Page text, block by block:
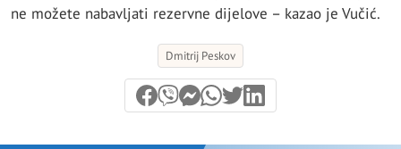
ne možete nabavljati rezervne dijelove – kazao je Vučić.
Dmitrij Peskov